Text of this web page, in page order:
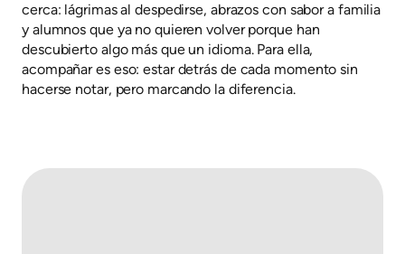
cerca: lágrimas al despedirse, abrazos con sabor a familia
y alumnos que ya no quieren volver porque han
descubierto algo más que un idioma. Para ella,
acompañar es eso: estar detrás de cada momento sin
hacerse notar, pero marcando la diferencia.